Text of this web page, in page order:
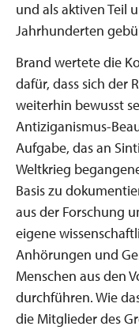
und als aktiven Teil
Jahrhunderten
Brand wertete die
dafür, dass sich der
weiterhin bewusst
Antiziganismus-
Aufgabe, das an
Weltkrieg
Basis zu
aus der Forschung
eigene
Anhörungen und
Menschen aus den
durchführen. Wie
die Mitglieder des